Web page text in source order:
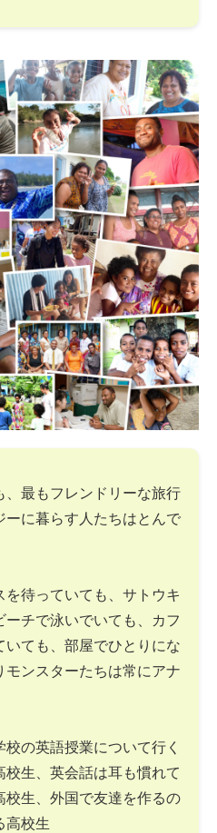
、最もフレンドリーな旅行
ーに暮らす人たちはとんで
を待っていても、サトウキ
ーチで泳いでいても、カフ
いても、部屋でひとりにな
モンスターたちは常にアナ
の英語授業について行く
生、英会話は耳も慣れて
校生、外国で友達を作るの
高校生